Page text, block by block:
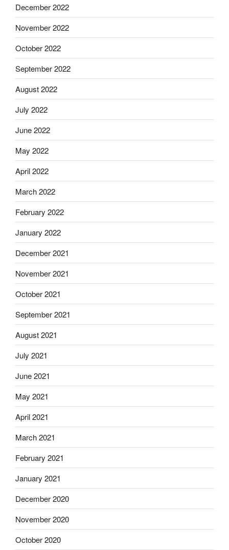
December 2022
November 2022
October 2022
September 2022
August 2022
July 2022
June 2022
May 2022
April 2022
March 2022
February 2022
January 2022
December 2021
November 2021
October 2021
September 2021
August 2021
July 2021
June 2021
May 2021
April 2021
March 2021
February 2021
January 2021
December 2020
November 2020
October 2020